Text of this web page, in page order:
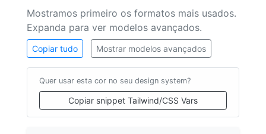
Mostramos primeiro os formatos mais usados.
Expanda para ver modelos avançados.
Copiar tudo Mostrar modelos avançados
Quer usar esta cor no seu design system?
Copiar snippet Tailwind/CSS Vars